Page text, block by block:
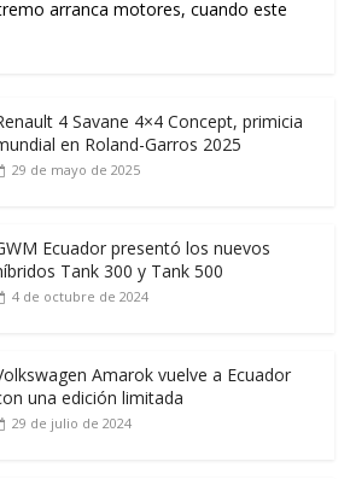
arranca motores, cuando este
4 Savane 4×4 Concept, primicia
en Roland-Garros 2025
29 de mayo de 2025
Ecuador presentó los nuevos
Tank 300 y Tank 500
4 de octubre de 2024
Amarok vuelve a Ecuador
una edición limitada
29 de julio de 2024